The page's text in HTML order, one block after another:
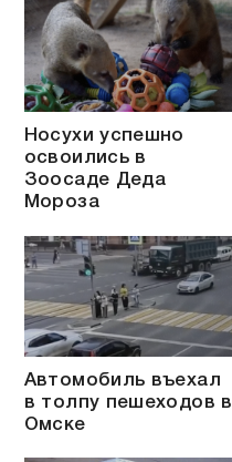
Носухи успешно
освоились в
Зоосаде Деда
Мороза
Автомобиль въехал
в толпу пешеходов в
Омске